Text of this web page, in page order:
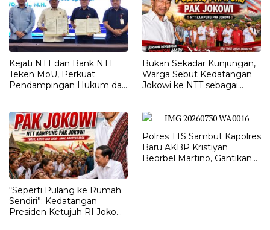
Kejati NTT dan Bank NTT
Teken MoU, Perkuat
Pendampingan Hukum dan
Bukan Sekadar Kunjungan,
Warga Sebut Kedatangan
Jokowi ke NTT sebagai
“Seperti Pulang ke Rumah
Sendiri”: Kedatangan
Presiden Ketujuh RI Joko
Polres TTS Sambut Kapolres
Baru AKBP Kristiyan
Beorbel Martino, Gantikan